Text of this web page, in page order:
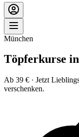
München
Töpferkurse in
Ab 39 € · Jetzt
verschenken.